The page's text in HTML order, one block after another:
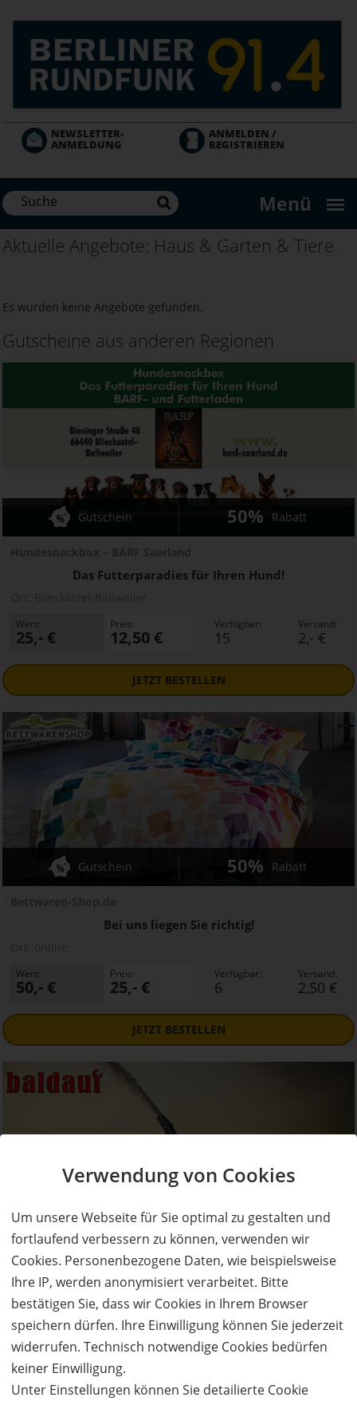
Verwendung von Cookies
Um unsere Webseite für Sie optimal zu gestalten und
fortlaufend verbessern zu können, verwenden wir
Cookies. Personenbezogene Daten, wie beispielsweise
Ihre IP, werden anonymisiert verarbeitet. Bitte
bestätigen Sie, dass wir Cookies in Ihrem Browser
speichern dürfen. Ihre Einwilligung können Sie jederzeit
widerrufen. Technisch notwendige Cookies bedürfen
keiner Einwilligung.
Unter Einstellungen können Sie detailierte Cookie
zum
NEWSLETTER-
ANMELDUNG
ANMELDEN /
REGISTRIEREN
Menü
Aktuelle Angebote: Haus & Garten & Tiere
Es wurden keine Angebote gefunden.
Gutscheine aus anderen Regionen
Das Futterparadies für Ihren Hund!
Gutschein 50% Rabatt
Wert:
25,- €
Preis:
12,50 €
Verfügbar:
15
Versand:
2,- €
JETZTBESTELLEN
Bei uns liegen Sie richtig!
Gutschein 50% Rabatt
Wert:
50,- €
Preis:
25,- €
Verfügbar:
6
Versand:
2,50 €
JETZTBESTELLEN
WADO Schneefräsen
Gutschein 50% Rabatt
Ort:Hittisau
Wert:
2.500,- €
Preis:
1.250,- €
Verfügbar:
3
Versand:
3,50 €